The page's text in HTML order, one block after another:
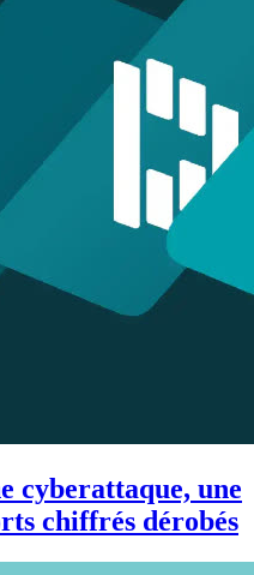
cyberattaque, une
chiffrés dérobés